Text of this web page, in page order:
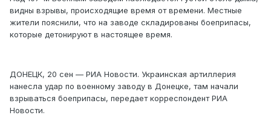
видны взрывы, происходящие время от времени. Местные
жители пояснили, что на заводе складированы боеприпасы,
которые детонируют в настоящее время.
ДОНЕЦК, 20 сен — РИА Новости. Украинская артиллерия
нанесла удар по военному заводу в Донецке, там начали
взрываться боеприпасы, передает корреспондент РИА
Новости.